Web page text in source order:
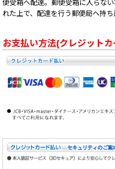
便受箱へ配達。郵便受箱に入らな
れた上で、配達を行う郵便局へ持ち
お支払い方法(クレジット